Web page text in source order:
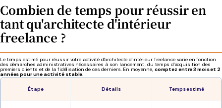
Combien de temps pour réussir en
tant qu'architecte d'intérieur
freelance ?
Le temps estimé pour réussir votre activité d'architecte d'intérieur freelance varie en fonction
des démarches administratives nécessaires à son lancement, du temps d'acquisition des
premiers clients et de la fidélisation de ces derniers. En moyenne, comptez entre 3 mois et 2
années pour une activité stable.
Étape Détails Temps estimé